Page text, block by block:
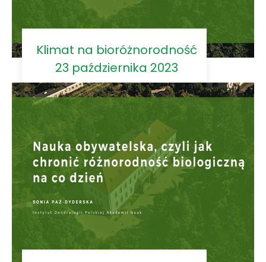
Klimat na bioróżnorodność
23 października 2023